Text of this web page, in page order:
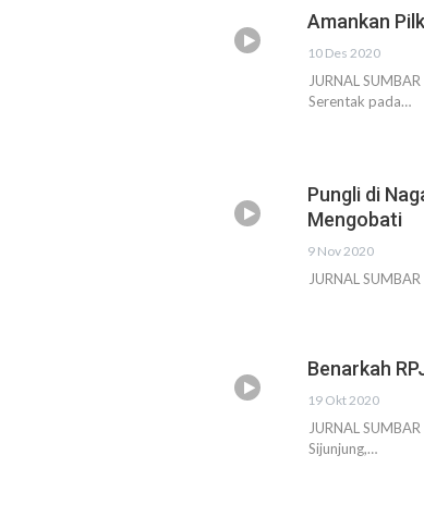
Amankan
10 Des 2020
JURNAL
Serentak pada…
Pungli di
Mengobati
9 Nov 2020
JURNAL
Benarkah
19 Okt 2020
JURNAL
Sijunjung,…